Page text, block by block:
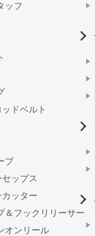
ッフ
ドベルト
ブ
ップス
ッター
＆フックリリーサー
オンリール